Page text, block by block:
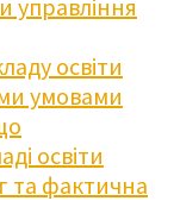
управління
освіти
умовами
освіти
та фактична